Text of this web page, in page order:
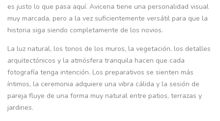
es justo lo que pasa aquí. Avicena tiene una personalidad visual
muy marcada, pero a la vez suficientemente versátil para que la
historia siga siendo completamente de los novios.
La luz natural, los tonos de los muros, la vegetación, los detalles
arquitectónicos y la atmósfera tranquila hacen que cada
fotografía tenga intención. Los preparativos se sienten más
íntimos, la ceremonia adquiere una vibra cálida y la sesión de
pareja fluye de una forma muy natural entre patios, terrazas y
jardines.